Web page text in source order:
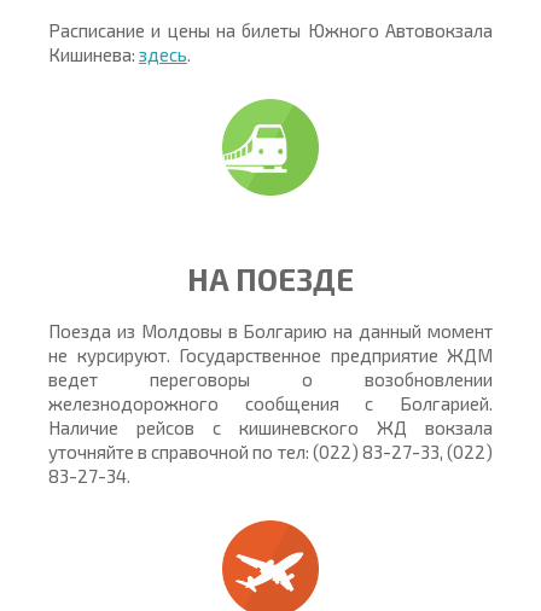
Расписание и цены на билеты Южного Автовокзала
Кишинева: здесь.
НА ПОЕЗДЕ
Поезда из Молдовы в Болгарию на данный момент
не курсируют. Государственное предприятие ЖДМ
ведет переговоры о возобновлении
железнодорожного сообщения с Болгарией.
Наличие рейсов с кишиневского ЖД вокзала
уточняйте в справочной по тел: (022) 83-27-33, (022)
83-27-34.